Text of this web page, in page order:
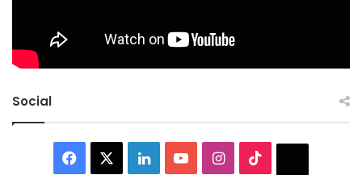
Social
Facebook LinkedInYouTubeInstagram